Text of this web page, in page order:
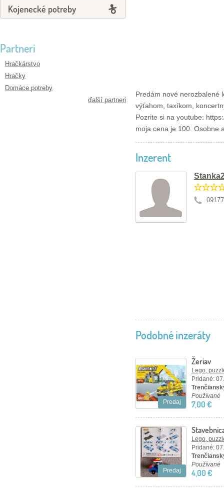
Kojenecké potreby
Partneri
Hračkárstvo
Hračky
Domáce potreby
ďalší partneri
Predám nové nerozbalené
výťahom, taxíkom,
Pozrite si na youtube:
moja cena je 100. Osobne
Inzerent
Podobné inzeráty
Predaj
Žeriav
Lego,
Pridané:
Používané
7,00 €
Predaj
Lego,
Pridané:
Používané
4,00 €